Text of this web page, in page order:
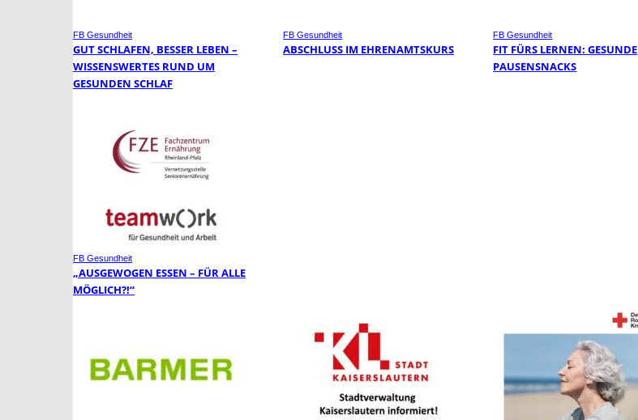
FB Gesundheit
GUT SCHLAFEN, BESSER LEBEN –
WISSENSWERTES RUND UM
GESUNDEN SCHLAF
FB Gesundheit
ABSCHLUSS IM EHRENAMTSKURS
FB Gesundheit
FIT FÜRS LERNEN: GESUNDE
PAUSENSNACKS
FB Gesundheit
„AUSGEWOGEN ESSEN – FÜR ALLE
MÖGLICH?!“